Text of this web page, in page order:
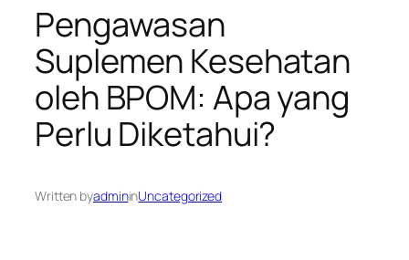
Pengawasan
Suplemen Kesehatan
oleh BPOM: Apa yang
Perlu Diketahui?
Written byadmininUncategorized